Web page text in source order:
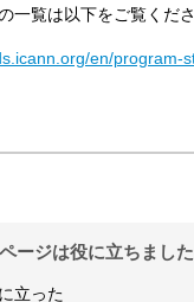
一覧は以下をご覧くださ
en/program-
ージは役に立ちまし
立った